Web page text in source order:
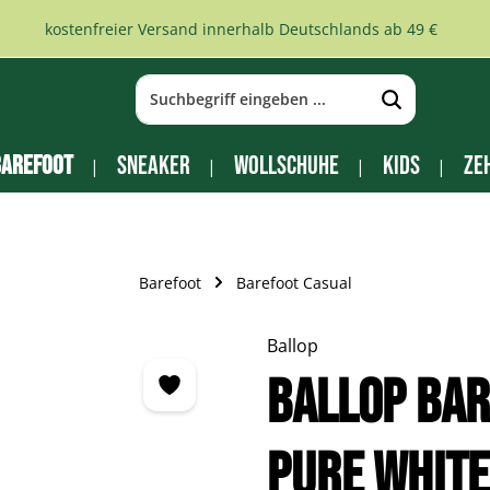
kostenfreier Versand innerhalb Deutschlands ab 49 €
Sneaker Wollschuhe Kids
Barefoot Barefoot Casual
Ballop
BALLOP